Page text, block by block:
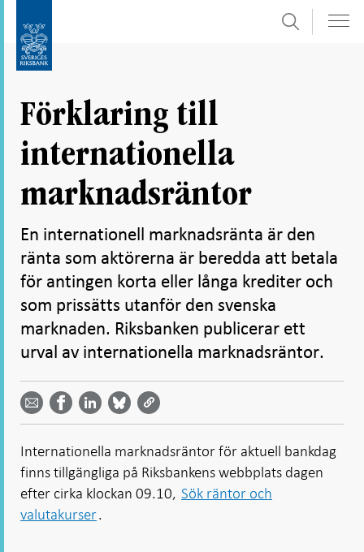
direkt
undersidor
Sök
Förklaring till
internationella
marknadsräntor
En internationell marknadsränta är den
ränta som aktörerna är beredda att betala
för antingen korta eller långa krediter och
som prissätts utanför den svenska
marknaden. Riksbanken publicerar ett
urval av internationella marknadsräntor.
Dela
email -
Öppnas
i ny flik
Dela på
Facebook
- Öppnas
Dela på
LinkedIn
-
Öppnas
i ny flik
på
Bluesky
-
i ny flik
på
Twitter
-
i ny flik
Internationella marknadsräntor för aktuell bankdag
finns tillgängliga på Riksbankens webbplats dagen
efter cirka klockan 09.10, Sök räntor och
valutakurser.